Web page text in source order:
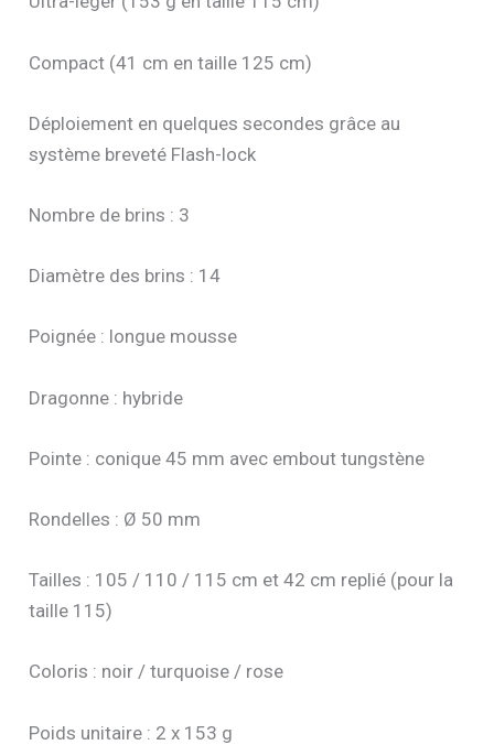
Compact (41 cm en taille 125 cm)
Déploiement en quelques secondes grâce au
système breveté Flash-lock
Nombre de brins : 3
Diamètre des brins : 14
Poignée : longue mousse
Dragonne : hybride
Pointe : conique 45 mm avec embout tungstène
Rondelles : Ø 50 mm
Tailles : 105 / 110 / 115 cm et 42 cm replié (pour la
taille 115)
Coloris : noir / turquoise / rose
Poids unitaire : 2 x 153 g